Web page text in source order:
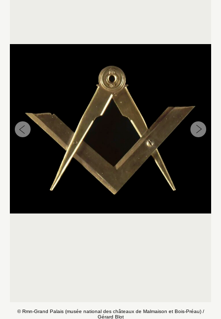
© Rmn-Grand Palais (musée national des châteaux de Malmaison et Bois-Préau) /
Gérard Blot